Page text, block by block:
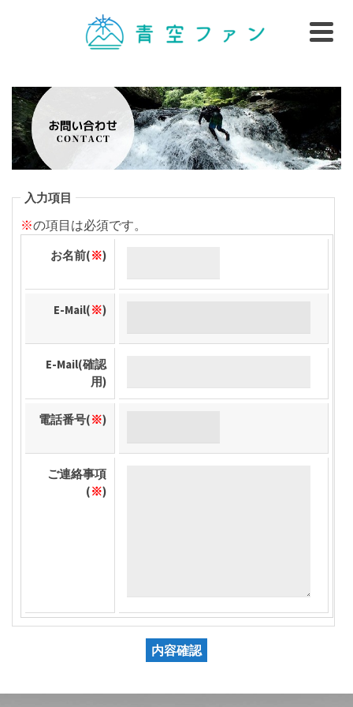
入力項目
※の項目は必須です。
お名前(※)
E-Mail(※)
E-Mail(確認
用)
電話番号(※)
ご連絡事項
(※)
内容確認